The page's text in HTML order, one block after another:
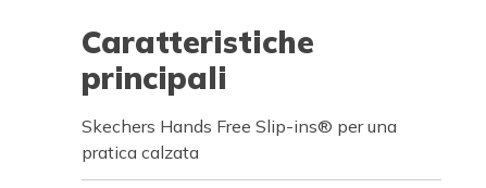
Caratteristiche
principali
Skechers Hands Free Slip-ins® per una
pratica calzata